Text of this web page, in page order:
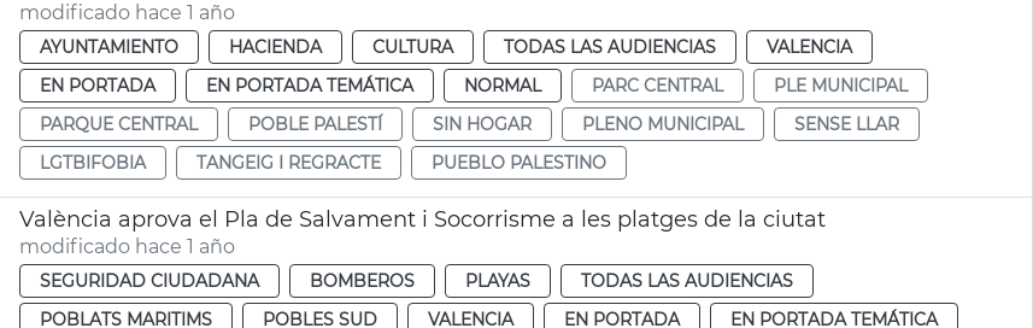
modificado hace 1 año
AYUNTAMIENTO HACIENDA CULTURA TODAS LAS AUDIENCIAS
VALENCIA
EN PORTADA
EN PORTADA TEMÁTICA NORMAL PARC CENTRAL
PLE MUNICIPAL
PARQUE CENTRAL
POBLE PALESTÍ SIN HOGAR PLENO MUNICIPAL
SENSE LLAR
LGTBIFOBIA
TANGEIG I REGRACTE PUEBLO PALESTINO
València aprova el Pla de Salvament i Socorrisme a les platges de la ciutat
modificado hace 1 año
SEGURIDAD CIUDADANA BOMBEROS PLAYAS
TODAS LAS AUDIENCIAS
POBLATS MARITIMS
POBLES SUD VALENCIA EN PORTADA
EN PORTADA TEMÁTICA